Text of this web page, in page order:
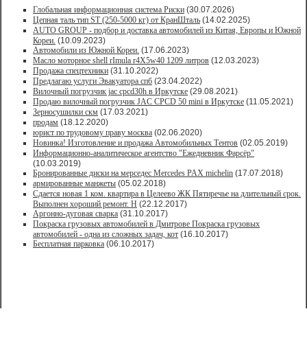
Глобальная информационная система Риски (30.07.2026)
Цепная таль тип ST (250-5000 кг) от КранШталь (14.02.2025)
AUTO GROUP - подбор и доставка автомобилей из Китая, Европы и Южной
Кореи. (10.09.2023)
Автомобили из Южной Кореи. (17.06.2023)
Масло моторное shell rImula r4X5w40 1209 литров (12.03.2023)
Продажа спецтехники (31.10.2022)
Предлагаю услуги Эвакуатора спб (23.04.2022)
Вилочный погрузчик jac cpcd30h в Иркутске (29.08.2021)
Продаю вилочный погрузчик JAC CPCD 50 mini в Иркутске (11.05.2021)
Зерносушилки скм (17.03.2021)
продам (18.12.2020)
юрист по трудовому праву москва (02.06.2020)
Новинка! Изготовление и продажа Автомобильных Тентов (02.05.2019)
Информационно-аналитическое агентство "Ежедневник Фарсёр"
(10.03.2019)
Бронированные диски на мерседес Mercedes PAX michelin (17.07.2018)
армированные манжеты (05.02.2018)
Сдается новая 1 ком. квартира в Целеево ЖК Пятиречье на длительный срок.
Выполнен хороший ремонт. Н (22.12.2017)
Аргонно-дуговая сварка (31.10.2017)
Покраска грузовых автомобилей в Дмитрове Покраска грузовых
автомобилей - одна из сложных задач, кот (16.10.2017)
Бесплатная парковка (06.10.2017)